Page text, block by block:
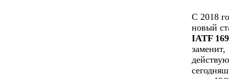
С 2018
новый
IATF
заменит,